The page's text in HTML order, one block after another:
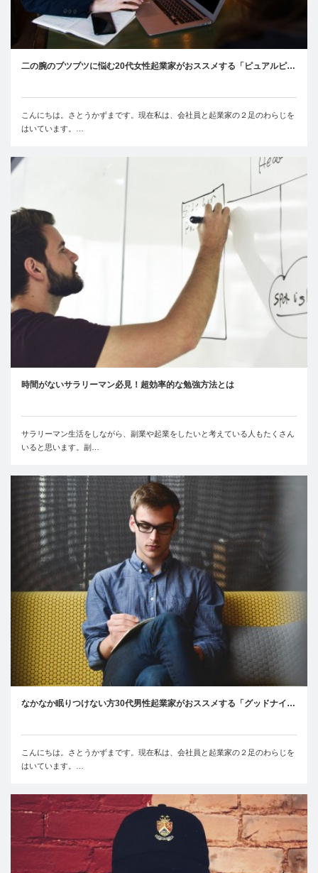
二の腕のブツブツに悩む20代女性起業家がおススメする「ピュアルピ…
こんにちは。さとうかずまです。現在私は、会社員と起業家の２足のわらじを
はいています。…
時間がないサラリーマン必見！超効率的な勉強方法とは
サラリーマン生活をしながら、副業や起業をしたいと考えている人もたくさん
いると思います。副…
なかなか眠りつけない方30代男性起業家がおススメする「グッドナイ…
こんにちは。さとうかずまです。現在私は、会社員と起業家の２足のわらじを
はいています。…